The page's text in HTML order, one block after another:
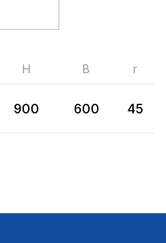
H B r
900 600 45